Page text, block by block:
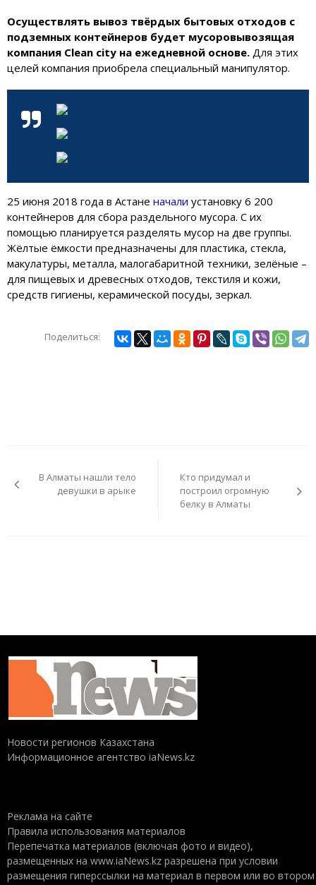
Осуществлять вывоз твёрдых бытовых отходов с
подземных контейнеров будет мусоровывозящая
компания Clean city на ежедневной основе. Для этих
целей компания приобрела специальный манипулятор.
25 июня 2018 года в Астане начали установку 6 200
контейнеров для сбора раздельного мусора. С их
помощью планируется разделять мусор на две группы.
Жёлтые ёмкости предназначены для пластика, стекла,
макулатуры, металла, малогабаритной техники, зелёные –
для пищевых и древесных отходов, текстиля и кожи,
средств гигиены, керамической посуды, зеркал.
Поделиться:
записямВ Алматы нашли тело
девушки в арыке
Кто придумал и
построил огромную
белку в Алматы
Новости регионов Казахстана
Информационное агентство iaNews.kz
Реклама на сайте
Правила использования материалов
Перепечатка материалов (включая фото и видео),
размещенных на www.iaNews.kz разрешена при условии
размещения гиперссылки на материал в первом или во втором